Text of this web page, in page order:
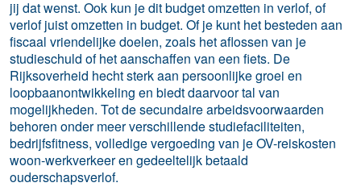
jij dat wenst. Ook kun je dit budget omzetten in verlof, of
verlof juist omzetten in budget. Of je kunt het besteden aan
fiscaal vriendelijke doelen, zoals het aflossen van je
studieschuld of het aanschaffen van een fiets. De
Rijksoverheid hecht sterk aan persoonlijke groei en
loopbaanontwikkeling en biedt daarvoor tal van
mogelijkheden. Tot de secundaire arbeidsvoorwaarden
behoren onder meer verschillende studiefaciliteiten,
bedrijfsfitness, volledige vergoeding van je OV-reiskosten
woon-werkverkeer en gedeeltelijk betaald
ouderschapsverlof.